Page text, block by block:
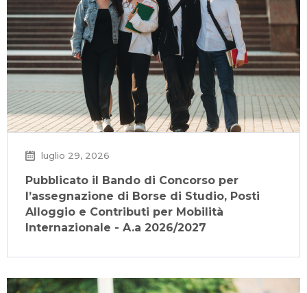
luglio 29, 2026
Pubblicato il Bando di Concorso per
l’assegnazione di Borse di Studio, Posti
Alloggio e Contributi per Mobilità
Internazionale - A.a 2026/2027